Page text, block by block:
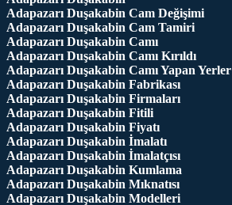
Adapazarı Duşakabin Cam Değişimi
Adapazarı Duşakabin Cam Tamiri
Adapazarı Duşakabin Camı
Adapazarı Duşakabin Camı Kırıldı
Adapazarı Duşakabin Camı Yapan Yerler
Adapazarı Duşakabin Fabrikası
Adapazarı Duşakabin Firmaları
Adapazarı Duşakabin Fitili
Adapazarı Duşakabin Fiyatı
Adapazarı Duşakabin İmalatı
Adapazarı Duşakabin İmalatçısı
Adapazarı Duşakabin Kumlama
Adapazarı Duşakabin Mıknatısı
Adapazarı Duşakabin Modelleri